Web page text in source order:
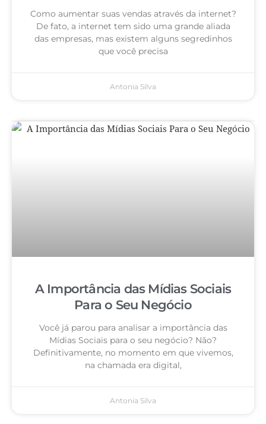
Como aumentar suas vendas através da internet?
De fato, a internet tem sido uma grande aliada
das empresas, mas existem alguns segredinhos
que você precisa
Antonia Silva
A Importância das Mídias Sociais
Para o Seu Negócio
Você já parou para analisar a importância das
Mídias Sociais para o seu negócio? Não?
Definitivamente, no momento em que vivemos,
na chamada era digital,
Antonia Silva